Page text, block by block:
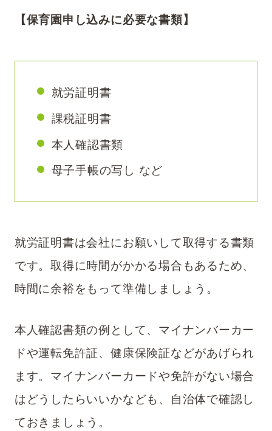
【保育園申し込みに必要な書類】
就労証明書
課税証明書
本人確認書類
母子手帳の写し など
​​就労証明書は会社にお願いして取得する書類
です。取得に時間がかかる場合もあるため、
時間に余裕をもって準備しましょう。
本人確認書類の例として、マイナンバーカー
ドや運転免許証、健康保険証などがあげられ
ます。マイナンバーカードや免許がない場合
はどうしたらいいかなども、自治体で確認し
ておきましょう。